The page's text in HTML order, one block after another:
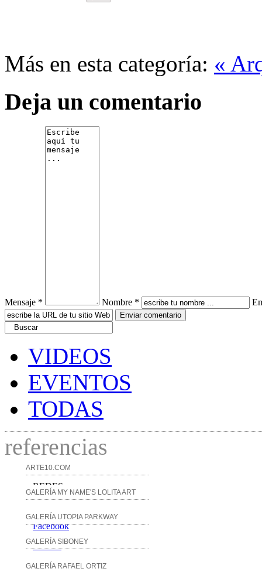
Más en esta categoría: «
Deja un comentario
Mensaje * Nombre *
VIDEOS
EVENTOS
TODAS
referencias
ARTE10.COM
GALERÍA MY NAME'S LOLITA ART
GALERÍA UTOPIA PARKWAY
GALERÍA SIBONEY
GALERÍA RAFAEL ORTIZ
REDES
Facebook
Twitter
YouTube